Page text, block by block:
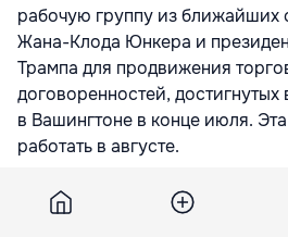
рабочую группу из ближайших
Жана-Клода Юнкера и
Трампа для продвижения
договоренностей, достигнутых
в Вашингтоне в конце июля.
работать в августе.
Июльские договоренности
ЕС из США, тарифов на